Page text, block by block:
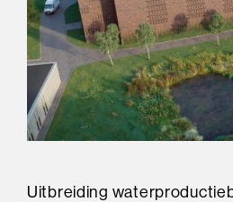
Uitbreiding